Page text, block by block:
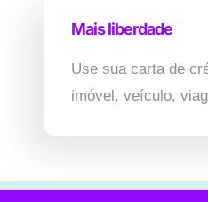
Mais liberdade
Use sua carta de
imóvel, veículo,